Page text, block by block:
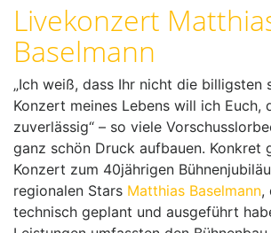
Livekonzert
Baselmann
„Ich weiß, dass Ihr nicht die billigsten
Konzert meines Lebens will ich Euch,
zuverlässig“ – so viele
ganz schön Druck aufbauen. Konkret
Konzert zum 40jährigen
regionalen Stars Matthias Baselmann,
technisch geplant und ausgeführt